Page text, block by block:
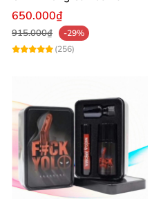
40ml Tăng Khoái Cảm Cho
Top & Bot
650.000₫
915.000₫
-29%
(256)